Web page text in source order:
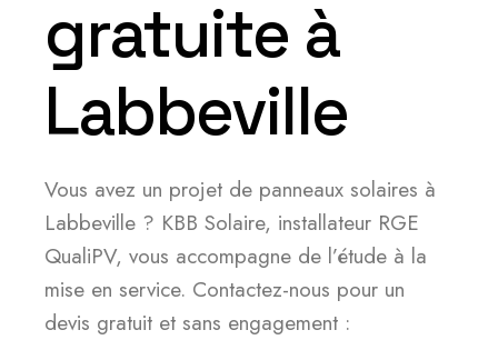
gratuite à
Labbeville
Vous avez un projet de panneaux solaires à
Labbeville ? KBB Solaire, installateur RGE
QualiPV, vous accompagne de l’étude à la
mise en service. Contactez-nous pour un
devis gratuit et sans engagement :